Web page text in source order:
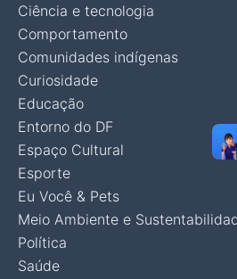
Ciência e tecnologia
Comportamento
Comunidades indígenas
Curiosidade
Educação
Entorno do DF
Espaço Cultural
Esporte
Eu Você & Pets
Meio Ambiente e
Política
Saúde